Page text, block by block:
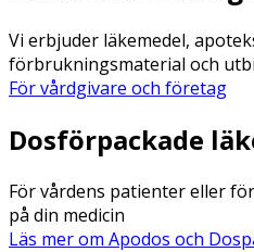
Vi erbjuder läkemedel,
förbrukningsmaterial och
För vårdgivare och företag
Dosförpackade
För vårdens patienter eller
på din medicin
Läs mer om Apodos och